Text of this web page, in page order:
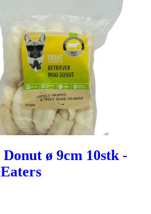
Donut ø 9cm 10stk -